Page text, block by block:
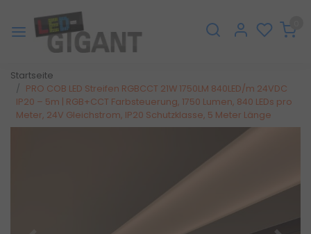
Startseite
PRO COB LED Streifen RGBCCT 21W 1750LM 840LED/m 24VDC
IP20 – 5m | RGB+CCT Farbsteuerung, 1750 Lumen, 840 LEDs pro
Meter, 24V Gleichstrom, IP20 Schutzklasse, 5 Meter Länge